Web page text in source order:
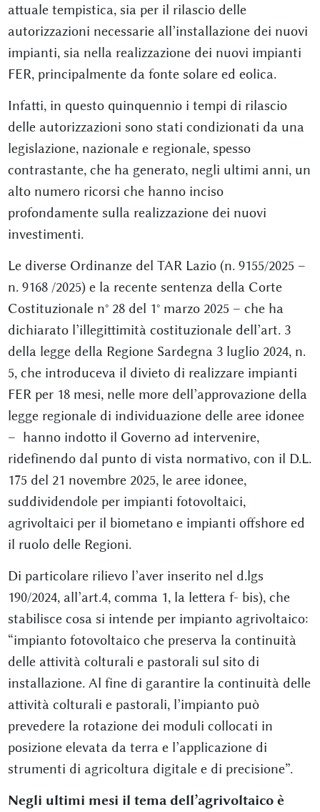
attuale tempistica, sia per il rilascio delle
autorizzazioni necessarie all’installazione dei nuovi
impianti, sia nella realizzazione dei nuovi impianti
FER, principalmente da fonte solare ed eolica.
Infatti, in questo quinquennio i tempi di rilascio
delle autorizzazioni sono stati condizionati da una
legislazione, nazionale e regionale, spesso
contrastante, che ha generato, negli ultimi anni, un
alto numero ricorsi che hanno inciso
profondamente sulla realizzazione dei nuovi
investimenti.
Le diverse Ordinanze del TAR Lazio (n. 9155/2025 –
n. 9168 /2025) e la recente sentenza della Corte
Costituzionale n° 28 del 1° marzo 2025 – che ha
dichiarato l’illegittimità costituzionale dell’art. 3
della legge della Regione Sardegna 3 luglio 2024, n.
5, che introduceva il divieto di realizzare impianti
FER per 18 mesi, nelle more dell’approvazione della
legge regionale di individuazione delle aree idonee
– hanno indotto il Governo ad intervenire,
ridefinendo dal punto di vista normativo, con il D.L.
175 del 21 novembre 2025, le aree idonee,
suddividendole per impianti fotovoltaici,
agrivoltaici per il biometano e impianti offshore ed
il ruolo delle Regioni.
Di particolare rilievo l’aver inserito nel d.lgs
190/2024, all’art.4, comma 1, la lettera f- bis), che
stabilisce cosa si intende per impianto agrivoltaico:
“impianto fotovoltaico che preserva la continuità
delle attività colturali e pastorali sul sito di
installazione. Al fine di garantire la continuità delle
attività colturali e pastorali, l’impianto può
prevedere la rotazione dei moduli collocati in
posizione elevata da terra e l’applicazione di
strumenti di agricoltura digitale e di precisione”.
Negli ultimi mesi il tema dell’agrivoltaico è